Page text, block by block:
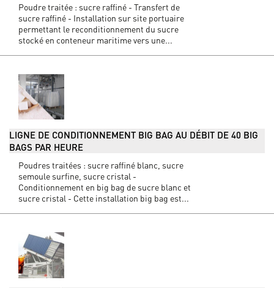
Poudre traitée : sucre raffiné - Transfert de
sucre raffiné - Installation sur site portuaire
permettant le reconditionnement du sucre
stocké en conteneur maritime vers une...
LIGNE DE CONDITIONNEMENT BIG BAG AU DÉBIT DE 40 BIG
BAGS PAR HEURE
Poudres traitées : sucre raffiné blanc, sucre
semoule surfine, sucre cristal -
Conditionnement en big bag de sucre blanc et
sucre cristal - Cette installation big bag est...